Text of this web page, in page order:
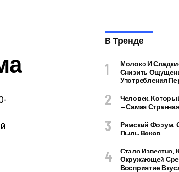
В Тренде
Молоко И
Снизить
Употребления
Человек,
— Самая
Римский Форум.
Пыль Веков
Стало Известно,
Окружающей
Восприятие